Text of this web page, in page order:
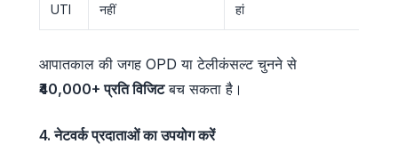
UTI नहीं हां
आपातकाल की जगह OPD या टेलीकंसल्ट चुनने से
₹40,000+ प्रति विजिटबच सकता है।
4. नेटवर्क प्रदाताओं का उपयोग करें